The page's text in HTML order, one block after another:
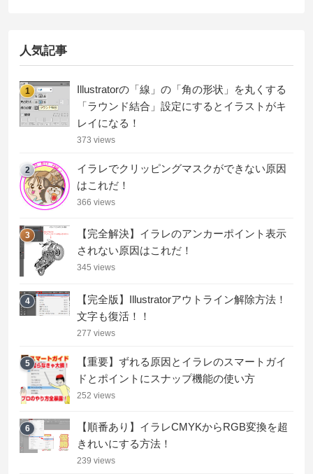
人気記事
1
Illustratorの「線」の「角の形状」を丸くする
「ラウンド結合」設定にするとイラストがキ
レイになる！
373 views
2
イラレでクリッピングマスクができない原因
はこれだ！
366 views
3
【完全解決】イラレのアンカーポイント表示
されない原因はこれだ！
345 views
4
【完全版】Illustratorアウトライン解除方法！
文字も復活！！
277 views
5
【重要】ずれる原因とイラレのスマートガイ
ドとポイントにスナップ機能の使い方
252 views
6
【順番あり】イラレCMYKからRGB変換を超
きれいにする方法！
239 views